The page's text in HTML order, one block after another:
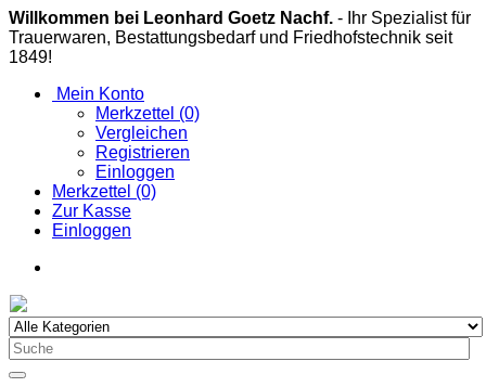
Willkommen bei Leonhard Goetz Nachf. - Ihr Spezialist für
Trauerwaren, Bestattungsbedarf und Friedhofstechnik seit
1849!
Mein Konto
Merkzettel (0)
Vergleichen
Registrieren
Einloggen
Merkzettel (0)
Zur Kasse
Einloggen